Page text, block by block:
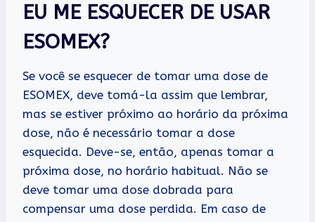
EU ME ESQUECER DE USAR
ESOMEX?
Se você se esquecer de tomar uma dose de
ESOMEX, deve tomá-la assim que lembrar,
mas se estiver próximo ao horário da próxima
dose, não é necessário tomar a dose
esquecida. Deve-se, então, apenas tomar a
próxima dose, no horário habitual. Não se
deve tomar uma dose dobrada para
compensar uma dose perdida. Em caso de